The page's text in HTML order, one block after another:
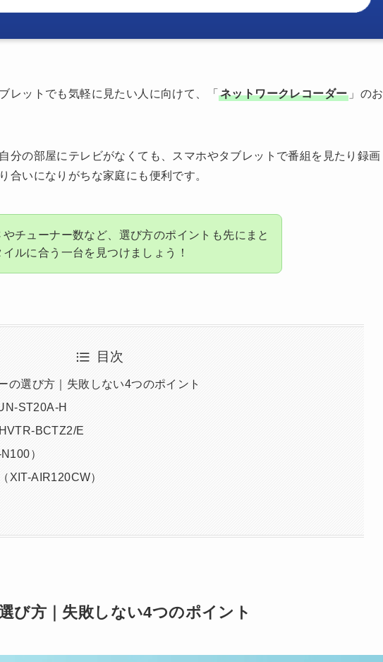
レットでも気軽に見たい人に向けて、「 ネットワークレコーダー 」のお
分の部屋にテレビがなくても、スマホやタブレットで番組を見たり録画
合いになりがちな家庭にも便利です。
チューナー数など、選び方のポイントも先にまと
ルに合う一台を見つけましょう！
目次
の選び方｜失敗しない4つのポイント
ST20A-H
BCTZ2/E
）
XIT-AIR120CW）
び方｜失敗しない4つのポイント